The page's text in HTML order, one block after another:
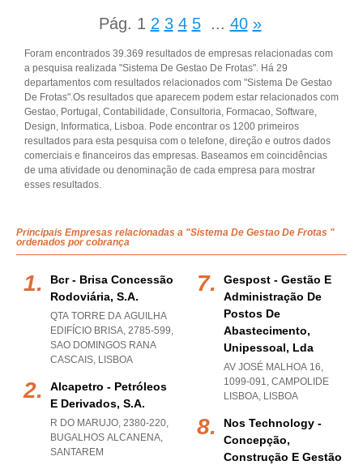
Pág. 1 2 3 4 5 ... 40 »
Foram encontrados 39.369 resultados de empresas relacionadas com
a pesquisa realizada "Sistema De Gestao De Frotas". Há 29
departamentos com resultados relacionados com "Sistema De Gestao
De Frotas".Os resultados que aparecem podem estar relacionados com
Gestao, Portugal, Contabilidade, Consultoria, Formacao, Software,
Design, Informatica, Lisboa. Pode encontrar os 1200 primeiros
resultados para esta pesquisa com o telefone, direção e outros dados
comerciais e financeiros das empresas. Baseamos em coincidências
de uma atividade ou denominação de cada empresa para mostrar
esses resultados.
Principais Empresas relacionadas a "Sistema De Gestao De Frotas "
ordenados por cobrança
Bcr - Brisa Concessão
Rodoviária, S.a.
QTA TORRE DA AGUILHA
EDIFÍCIO BRISA, 2785-599,
SAO DOMINGOS RANA
CASCAIS, LISBOA
Alcapetro - Petróleos
E Derivados, S.a.
R DO MARUJO, 2380-220,
BUGALHOS ALCANENA,
SANTAREM
Gespost - Gestão E
Administração De
Postos De
Abastecimento,
Unipessoal, Lda
AV JOSÉ MALHOA 16,
1099-091, CAMPOLIDE
LISBOA, LISBOA
Nos Technology -
Concepção,
Construção E Gestão